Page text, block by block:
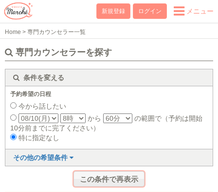
新規登録 ログイン メニュー
Home > 専門カウンセラー一覧
専門カウンセラーを探す
条件を変える
予約希望の日程
今から話したい
から
の範囲で（予約は開始
10分前までに完了ください）
特に指定なし
その他の希望条件